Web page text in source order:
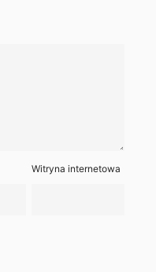
Witryna internetowa